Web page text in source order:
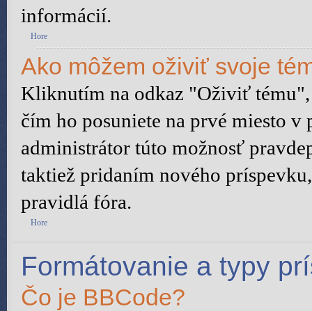
informácií.
Hore
Ako môžem oživiť svoje
Kliknutím na odkaz "Oživiť
čím ho posuniete na prvé miesto
administrátor túto možnosť
taktiež pridaním nového
pravidlá fóra.
Hore
Formátovanie a typy
Čo je BBCode?